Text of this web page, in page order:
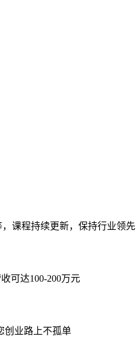
课程持续更新，保持行业领先
可达100-200万元
创业路上不孤单